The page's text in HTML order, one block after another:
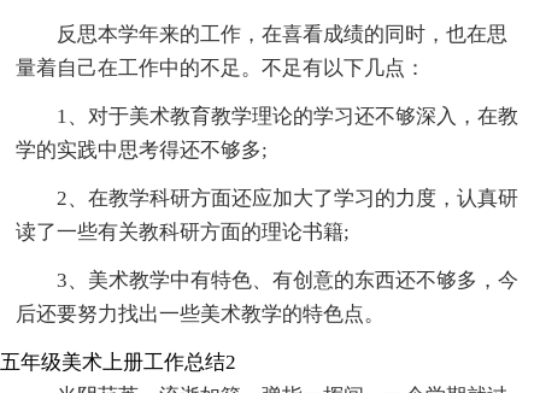
反思本学年来的工作，在喜看成绩的同时，也在思
量着自己在工作中的不足。不足有以下几点：
1、对于美术教育教学理论的学习还不够深入，在教
学的实践中思考得还不够多;
2、在教学科研方面还应加大了学习的力度，认真研
读了一些有关教科研方面的理论书籍;
3、美术教学中有特色、有创意的东西还不够多，今
后还要努力找出一些美术教学的特色点。
五年级美术上册工作总结2